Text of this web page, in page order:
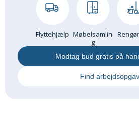
Flyttehjælp Møbelsamlin
g
Modtag bud gratis på
Find